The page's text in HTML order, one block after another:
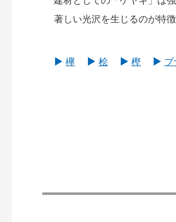
著しい光沢を生じるのが特
欅 桧 樫 ブ